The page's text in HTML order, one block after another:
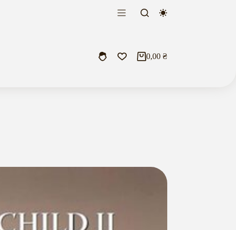
Кошик
0,00 ₴